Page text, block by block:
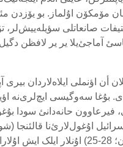
مۆمکۆن اۇلماز. بو یۆزدن
صانعاتلی سؤیلەییش‌لر،
آماجئ‌یلا یر یر لافظن
أن اؤنملی ایلاەلاردان
بۇغا سەوگیسی ایچ‌لری‌نە
فیرعاوون حانەدانئ سودا
اۇغول‌لارئ‌نا قالئنجا
59-57) وە (دوحان؛ 28-25) اۇنلار ایلک ایش